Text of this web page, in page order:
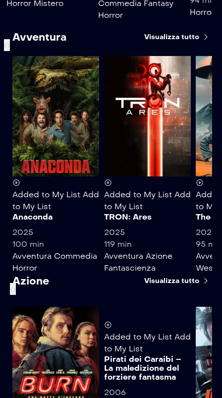
Horror Mistero
Commedia Fantasy
Horror
Horror
‹›
Avventura Visualizza tutto
Added to My List Add
to My List
Anaconda
2025
100 min
Avventura Commedia
Horror
Added to My List Add
to My List
TRON: Ares
2025
119 min
Avventura Azione
Fantascienza
to My
The
2025
95 min
‹›
Azione Visualizza tutto
Added to My List Add
to My List
Pirati dei Caraibi –
La maledizione del
forziere fantasma
2006